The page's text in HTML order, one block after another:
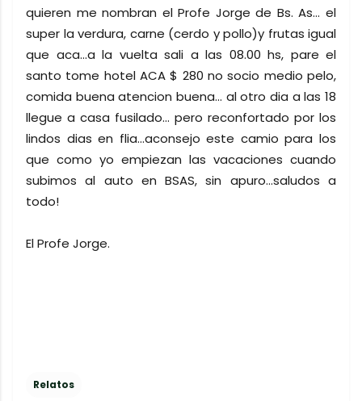
quieren me nombran el Profe Jorge de Bs. As... el
super la verdura, carne (cerdo y pollo)y frutas igual
que aca...a la vuelta sali a las 08.00 hs, pare el
santo tome hotel ACA $ 280 no socio medio pelo,
comida buena atencion buena... al otro dia a las 18
llegue a casa fusilado... pero reconfortado por los
lindos dias en flia...aconsejo este camio para los
que como yo empiezan las vacaciones cuando
subimos al auto en BSAS, sin apuro...saludos a
todo!
El Profe Jorge.
Relatos